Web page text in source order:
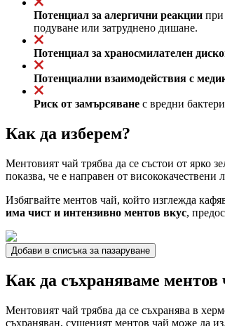
Потенциал за алергични реакции при
подуване или затруднено дишане.
Потенциал за храносмилателен
Потенциални взаимодействия с
Риск от замърсяване с вредни
Как да изберем?
Ментовият чай трябва да се състои от ярко
показва, че е направен от висококачествени
Избягвайте ментов чай, който изглежда
има чист и интензивно ментов вкус,
Добави в списъка за пазаруване
Как да съхраняваме ментов
Ментовият чай трябва да се съхранява в
съхраняван, сушеният ментов чай може да